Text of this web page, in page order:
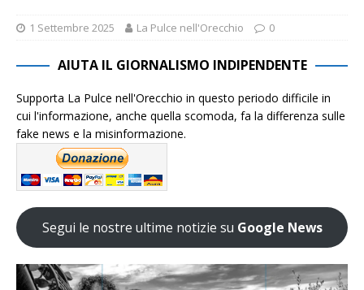
1 Settembre 2025 La Pulce nell'Orecchio 0
AIUTA IL GIORNALISMO INDIPENDENTE
Supporta La Pulce nell'Orecchio in questo periodo difficile in
cui l'informazione, anche quella scomoda, fa la differenza sulle
fake news e la misinformazione.
Segui le nostre ultime notizie su Google News